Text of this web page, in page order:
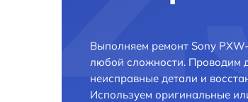
Выполняем ремонт Sony
любой сложности. Проводим
неисправные детали и
Используем оригинальные